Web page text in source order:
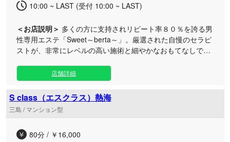
10:00 ~ LAST (受付 10:00 ~ LAST)
＜お店説明＞ 多くの方に支持されリピート率８０％を誇る男
性専用エステ「Sweet～berta～」。厳選された自慢のセラピ
ストが、非常にレベルの高い施術と細やかなおもてなしで、
開する当ブランド共通の高いクオリティを、アクセスに便利
な三島南口店でも変わらずご体感いただけます。 日々お仕事
を頑張るビジネスマンの方や、日常から離れて静かにリフレ
ッシュしたい男性のための特別な空間をご用意いたしまし
た。人目を気にせず心から安らげるプライベートな空間で、
お体を深い健やかさへと導きます。 お仕事帰りの疲れたお体
店舗詳細
S class（エスクラス）熱海
三島 / マンション型
80分 / ￥16,000